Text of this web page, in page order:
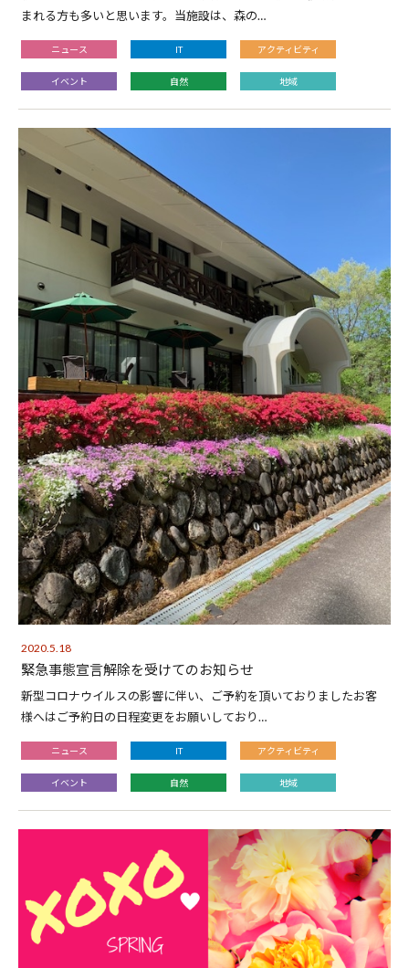
まれる方も多いと思います。当施設は、森の…
ニュース IT アクティビティ
イベント 自然 地域
2020.5.18
緊急事態宣言解除を受けてのお知らせ
新型コロナウイルスの影響に伴い、ご予約を頂いておりましたお客
様へはご予約日の日程変更をお願いしており…
ニュース IT アクティビティ
イベント 自然 地域